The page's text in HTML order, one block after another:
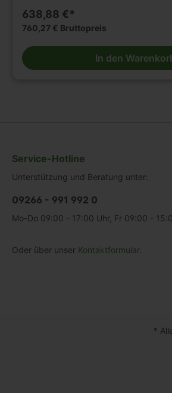
mechanischen Vorschub. Mit
Verschleißfestigkeit und längere
Qualität von Holz- und
unterschiedlichster Zusammensetzung
Oberfräsen. Hohe Standzeiten und
638,88 €*
760,27 € Bruttopreis
In den
Service-Hotline
Unterstützung und Beratung unter:
09266 - 991 992 0
Mo-Do 09:00 - 17:00 Uhr, Fr 09:00 -
Oder über unser Kontaktformular.
*